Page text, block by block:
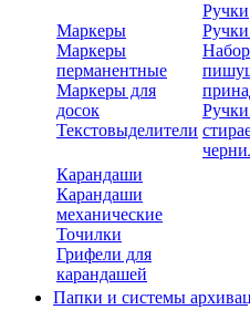
Маркеры
Маркеры
перманентные
Маркеры для
досок
Текстовыделители
Ручки
Карандаши
Карандаши
механические
Точилки
Грифели для
карандашей
Папки и системы